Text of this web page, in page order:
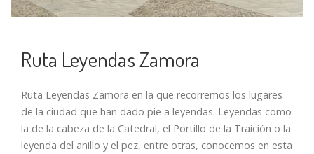
Ruta Leyendas Zamora
Ruta Leyendas Zamora en la que recorremos los lugares
de la ciudad que han dado pie a leyendas. Leyendas como
la de la cabeza de la Catedral, el Portillo de la Traición o la
leyenda del anillo y el pez, entre otras, conocemos en esta